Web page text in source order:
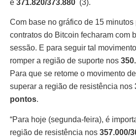
e 371.820/373.880 (3).
Com base no gráfico de 15
contratos do Bitcoin fecharam com
sessão. E para seguir tal
romper a região de suporte nos
Para que se retome o movimento
superar a região de resistência nos
pontos.
“Para hoje (segunda-feira), é
região de resistência nos 357.000/